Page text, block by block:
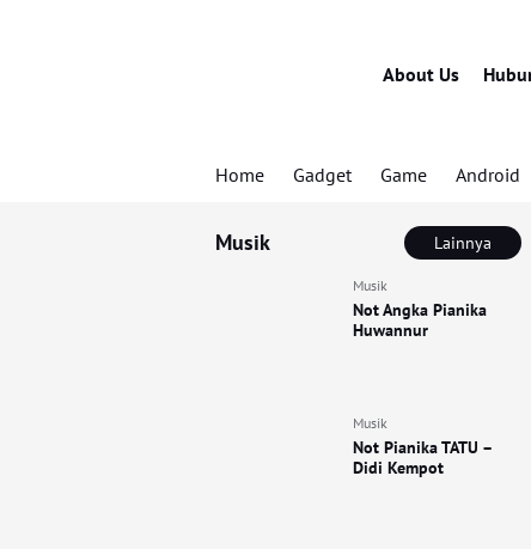
About Us
Home Gadget Game Android
Musik Lainnya
Musik
Not Angka Pianika
Huwannur
Musik
Not Pianika TATU –
Didi Kempot